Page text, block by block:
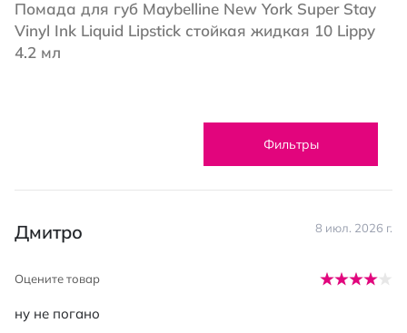
Помада для губ Maybelline New York Super Stay
Vinyl Ink Liquid Lipstick стойкая жидкая 10 Lippy
4.2 мл
Фильтры
Дмитро 8 июл. 2026 г.
Оцените товар
ну не погано